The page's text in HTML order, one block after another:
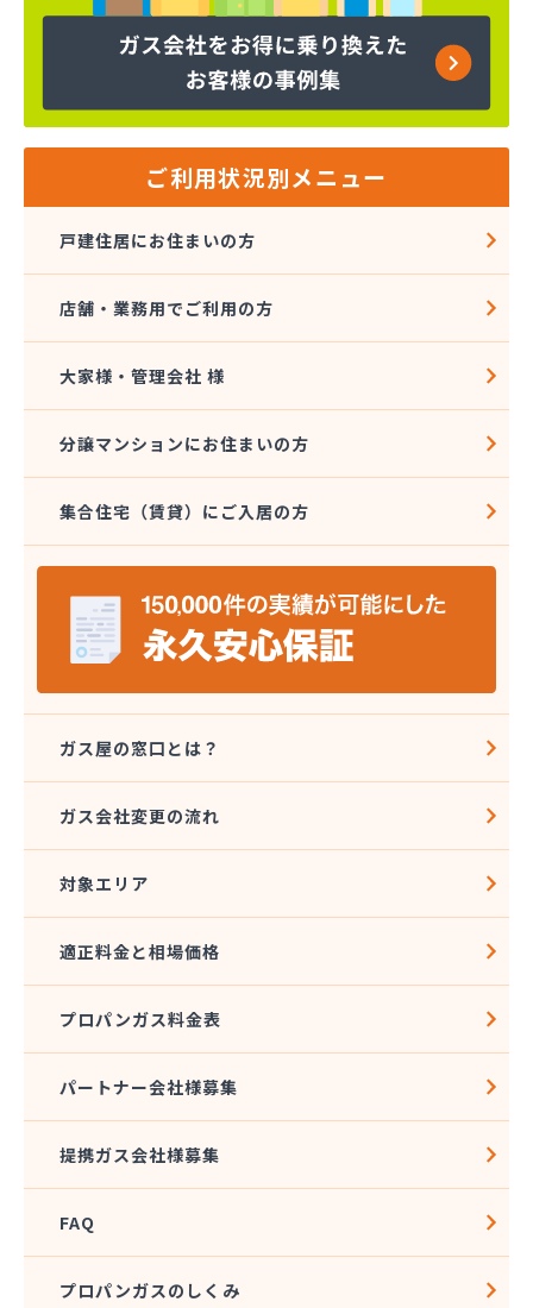
株式会社コープエナジー 足利営業所
株式会社コボリ・ガス
株式会社サイサン 宇都宮営業所
株式会社サイサン 今市営業所
株式会社サイサン 湯西川営業所
株式会社サイサン 物流管理
株式会社スガマタ
株式会社スミスケ
株式会社ミツウロコ 宇都宮オート営業所
株式会社ミツウロコ 宇都宮西部店
株式会社ミツウロコ 栃木支店
株式会社ミツウロコ 那須店
株式会社ミヤプロ
株式会社ミヤレン
株式会社ヤチネン
株式会社ヤマガス
株式会社稲葉商店
株式会社宇都宮プロパン容器検査工場
株式会社菊泉
株式会社県民ガス保安センター
株式会社高圧容器検査所
株式会社篠田商店
株式会社小野里商店 佐野営業所
株式会社瀬尾本店
株式会社西城
株式会社石沢商店 プロパンガス充填所オートスタ
株式会社石澤商店 宇都宮営業所
株式会社島田
株式会社東親エルピーガス配送センター
株式会社藤田液化燃料
ご利用状況別メニュー
戸建住居にお住まいの方
店舗・業務用でご利用の方
大家様・管理会社 様
分譲マンションにお住まいの方
集合住宅（賃貸）にご入居の方
ガス屋の窓口とは？
ガス会社変更の流れ
対象エリア
適正料金と相場価格
プロパンガス料金表
パートナー会社様募集
提携ガス会社様募集
FAQ
プロパンガスのしくみ